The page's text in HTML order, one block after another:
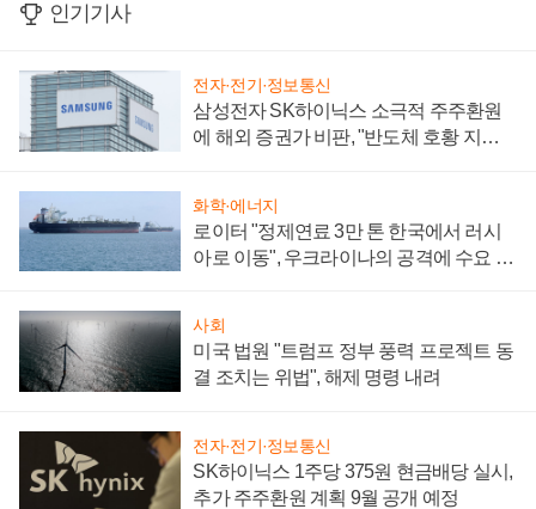
인기기사
전자·전기·정보통신
삼성전자 SK하이닉스 소극적 주주환원
에 해외 증권가 비판, "반도체 호황 지속
화학·에너지
로이터 "정제연료 3만 톤 한국에서 러시
아로 이동", 우크라이나의 공격에 수요 늘
사회
미국 법원 "트럼프 정부 풍력 프로젝트 동
결 조치는 위법", 해제 명령 내려
전자·전기·정보통신
SK하이닉스 1주당 375원 현금배당 실시,
추가 주주환원 계획 9월 공개 예정